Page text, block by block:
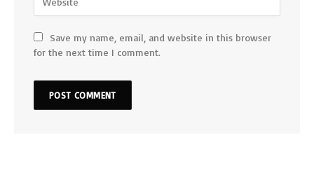
Save my name, email, and website in this browser
for the next time I comment.